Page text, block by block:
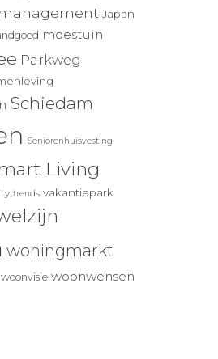
Japan
moestuin
Parkweg
Schiedam
Seniorenhuisvesting
Living
trends vakantiepark
woningmarkt
woonvisie woonwensen